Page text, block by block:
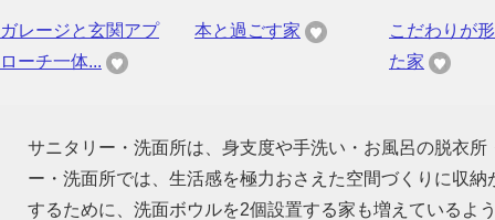
ガレージと玄関アプ
ローチ一体...
本と過ごす家
こだわりが
た家
サニタリー・洗面所は、身支度や手洗い・お風呂の脱衣
ー・洗面所では、生活感を極力おさえた空間づくりに収
するために、洗面ボウルを2個設置する家も増えているよ